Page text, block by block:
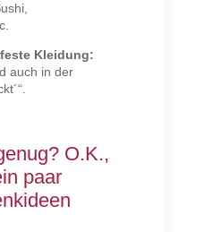
Kleidung:
auch in der
O.K.,
paar